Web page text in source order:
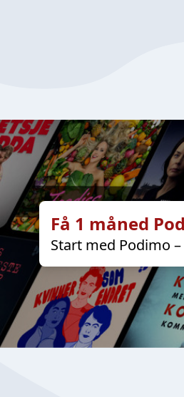
Få 1 måned
Start med Podimo